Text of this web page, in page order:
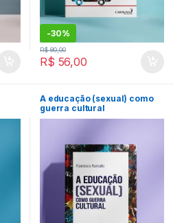
-30%
R$ 56,00
R$80,00
A educação (sexual) como
guerra cultural